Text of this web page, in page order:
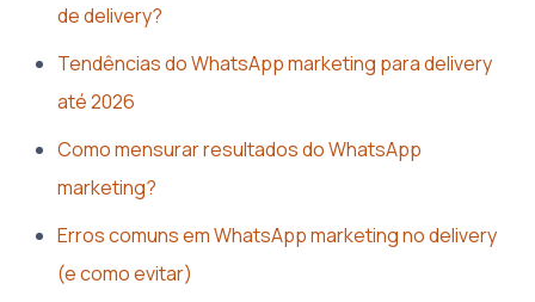
de delivery?
Tendências do WhatsApp marketing para delivery
até 2026
Como mensurar resultados do WhatsApp
marketing?
Erros comuns em WhatsApp marketing no delivery
(e como evitar)